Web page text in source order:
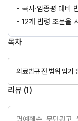
• 국시·임종평 대비
• 12개 법령 조문을
목차
의료법규 전 범위 암기
리뷰 (1)
명예훼손, 무단광고,